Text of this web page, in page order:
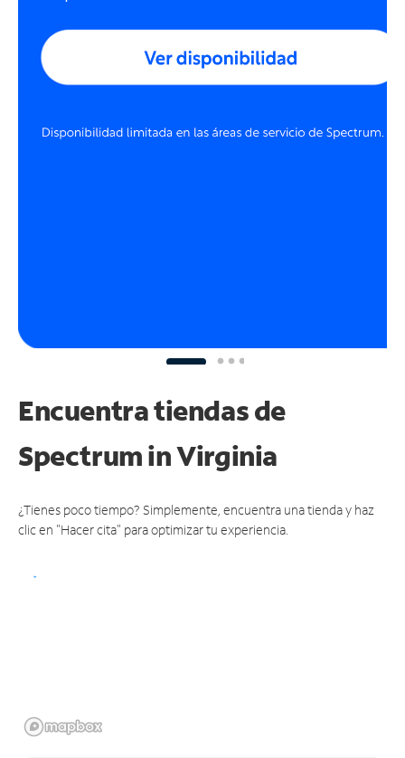
Encuentra tiendas de
Spectrumin Virginia
¿Tienes poco tiempo? Simplemente, encuentra una tienda y haz
clic en "Hacer cita" para optimizar tu experiencia.